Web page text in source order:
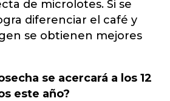
de microlotes. Si se
diferenciar el café y
se obtienen mejores
se acercará a los 12
este año?